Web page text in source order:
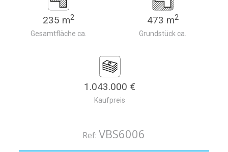
235 m2
Gesamtfläche ca.
473 m2
Grundstück ca.
1.043.000 €
Kaufpreis
Ref: VBS6006